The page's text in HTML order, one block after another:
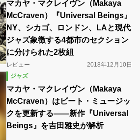
マカヤ・マクレイヴン（Makaya
McCraven）『Universal Beings』
NY、シカゴ、ロンドン、LAと現代
ジャズ象徴する4都市のセクション
に分けられた2枚組
レビュー
2018年12月10日
ジャズ
マカヤ・マクレイヴン（Makaya
McCraven）はビート・ミュージッ
クを更新する――新作『Universal
Beings』を吉田雅史が解析